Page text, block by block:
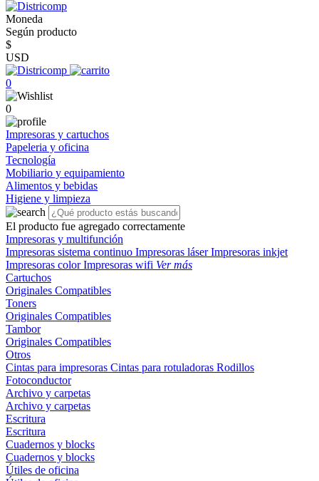
Moneda
Según producto
$
USD
0
0
Impresoras y cartuchos
Papeleria y oficina
Tecnología
Mobiliario y equipamiento
Alimentos y bebidas
Higiene y limpieza
El producto fue agregado correctamente
Impresoras y multifunción
Impresoras sistema continuo Impresoras láserImpresoras inkjet
Impresoras colorImpresoras wifi Ver más
Cartuchos
Originales Compatibles
Toners
Originales Compatibles
Tambor
Originales Compatibles
Otros
Cintas para impresoras Cintas para rotuladoras Rodillos
Fotoconductor
Archivo y carpetas
Archivo y carpetas
Escritura
Escritura
Cuadernos y blocks
Cuadernos y blocks
Útiles de oficina